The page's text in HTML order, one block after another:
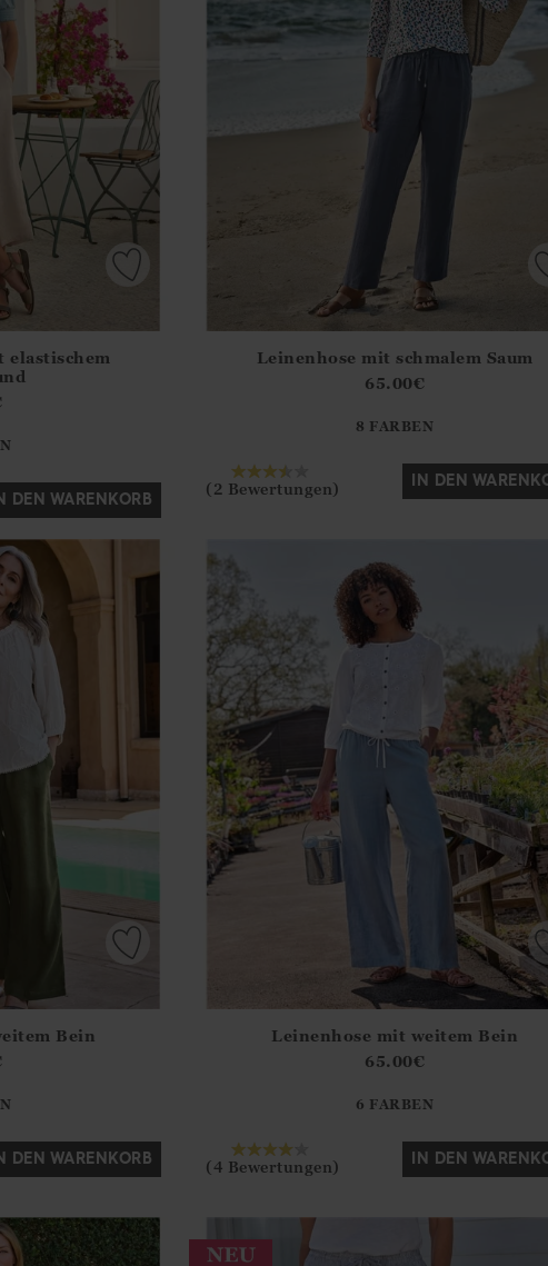
elastischem
DEN WARENKORB
?? ""
Leinenhose mit schmalem Saum
65.00€
8 FARBEN
(2 Bewertungen) IN DEN
Bein
DEN WARENKORB
?? ""
Leinenhose mit weitem Bein
65.00€
6 FARBEN
(4 Bewertungen) IN DEN